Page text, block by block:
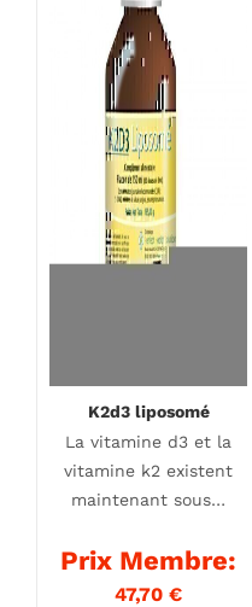
K2d3 liposomé
La vitamine d3 et la
vitamine k2 existent
maintenant sous…
Prix Membre:
47,70 €